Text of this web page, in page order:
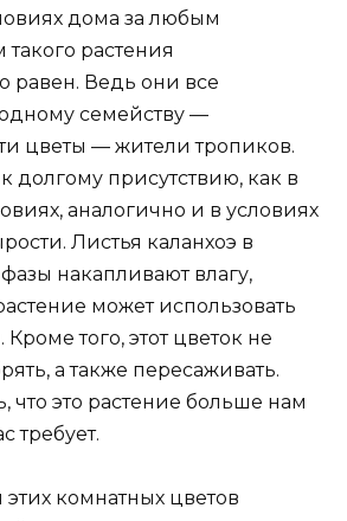
дома за любым
растения
равен. Ведь они все
семейству —
цветы — жители тропиков.
долгому присутствию, как в
аналогично и в условиях
Листья каланхоэ в
накапливают влагу,
может использовать
того, этот цветок не
а также пересаживать.
что это растение больше нам
требует.
комнатных цветов